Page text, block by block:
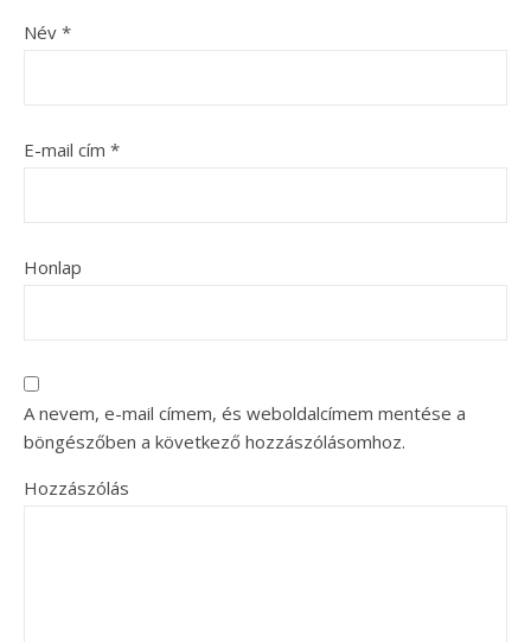
Név *
E-mail cím *
Honlap
A nevem, e-mail címem, és weboldalcímem mentése a
böngészőben a következő hozzászólásomhoz.
Hozzászólás